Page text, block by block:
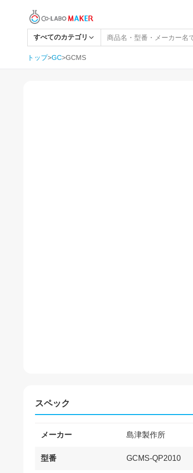
すべてのカテゴリ
トップ>GC>GCMS
スペック
メーカー 島津製作所
型番 GCMS-QP2010